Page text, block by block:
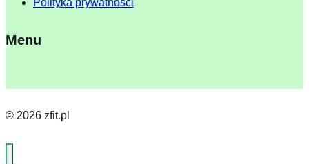
Polityka prywatności
Menu
© 2026 zfit.pl